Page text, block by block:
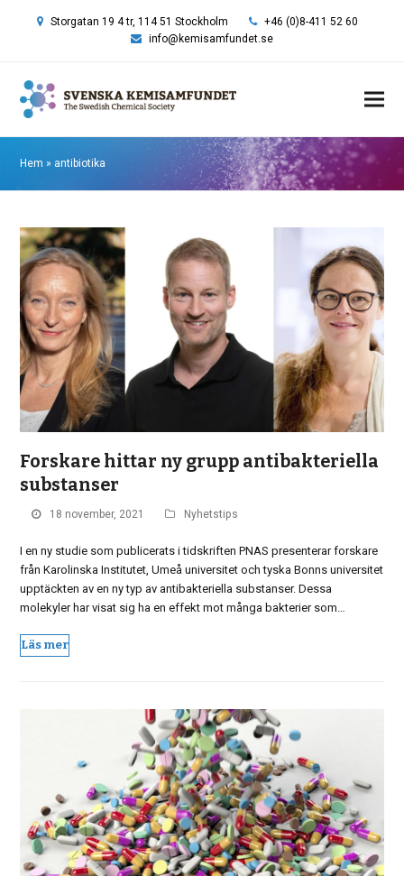
Storgatan 19 4 tr, 114 51 Stockholm
+46 (0)8-411 52 60
info@kemisamfundet.se
Hem » antibiotika
Forskare hittar ny grupp antibakteriella
substanser
18 november, 2021 Nyhetstips
I en ny studie som publicerats i tidskriften PNAS presenterar forskare
från Karolinska Institutet, Umeå universitet och tyska Bonns universitet
upptäckten av en ny typ av antibakteriella substanser. Dessa
molekyler har visat sig ha en effekt mot många bakterier som…
Läs mer